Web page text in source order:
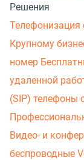
Решения
Телефонизация
Крупному
номер
удаленной
(SIP) телефоны
Видео- и
беспроводные